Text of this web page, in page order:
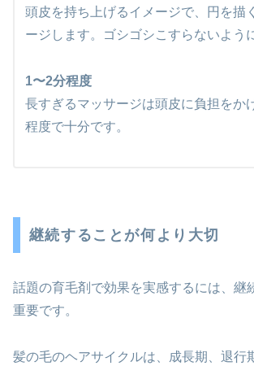
頭皮を持ち上げるイメージで、円を描
ージします。ゴシゴシこすらないよう
1〜2分程度
長すぎるマッサージは頭皮に負担をか
程度で十分です。
継続することが何より大切
話題の育毛剤で効果を実感するには、継
重要です。
髪の毛のヘアサイクルは、成長期、退行